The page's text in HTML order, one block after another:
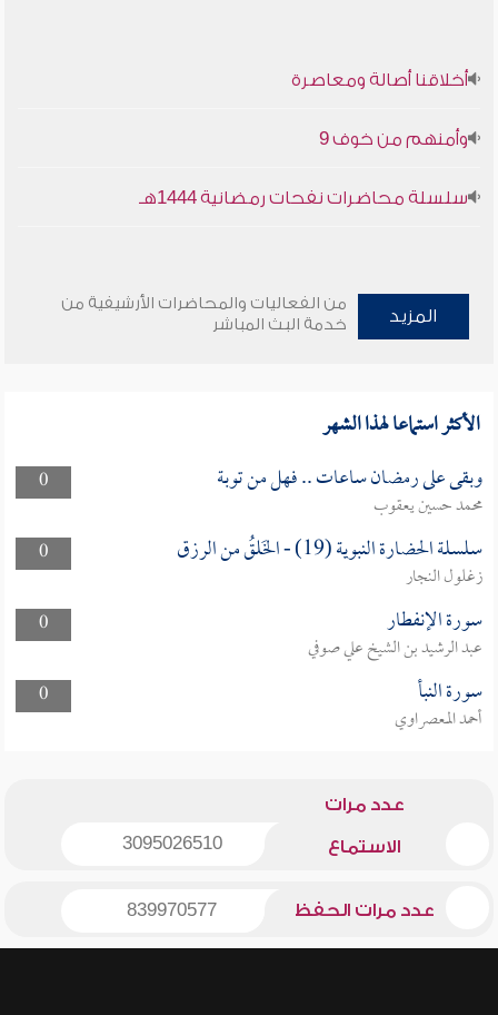
أخلاقنا أصالة ومعاصرة
وأمنهم من خوف 9
سلسلة محاضرات نفحات رمضانية 1444هـ
المزيد
من الفعاليات والمحاضرات الأرشيفية من
خدمة البث المباشر
الأكثر استماعا لهذا الشهر
0 وبقى على رمضان ساعات .. فهل من توبة
محمد حسين يعقوب
0
سلسلة الحضارة النبوية (19) - الخَلقُ من الرزق
زغلول النجار
0
سورة الإنفطار
عبد الرشيد بن الشيخ علي صوفي
0
سورة النبأ
أحمد المعصراوي
عدد مرات
الاستماع 3095026510
عدد مرات الحفظ 839970577